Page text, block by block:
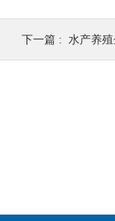
下一篇 : 水产养殖企业